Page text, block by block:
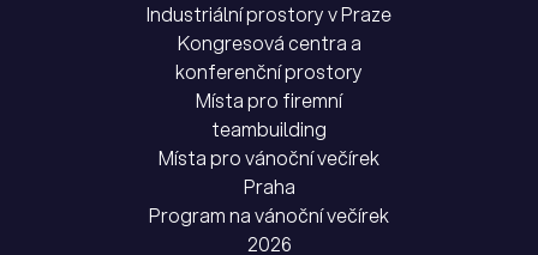
Industriální prostory v Praze
Kongresová centra a
konferenční prostory
Místa pro firemní
teambuilding
Místa pro vánoční večírek
Praha
Program na vánoční večírek
2026